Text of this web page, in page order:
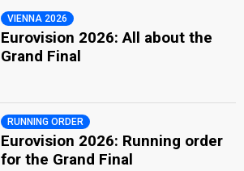
VIENNA 2026
Eurovision 2026: All about the
Grand Final
RUNNING ORDER
Eurovision 2026: Running order
for the Grand Final